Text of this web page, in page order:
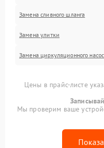
Замена сливного шланга
Замена улитки
Замена циркуляционного
Цены в прайс-листе
Мы проверим ваше